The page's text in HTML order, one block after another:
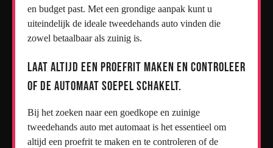
en budget past. Met een grondige aanpak kunt u
uiteindelijk de ideale tweedehands auto vinden die
zowel betaalbaar als zuinig is.
Laat altijd een proefrit maken en controleer
of de automaat soepel schakelt.
Bij het zoeken naar een goedkope en zuinige
tweedehands auto met automaat is het essentieel om
altijd een proefrit te maken en te controleren of de